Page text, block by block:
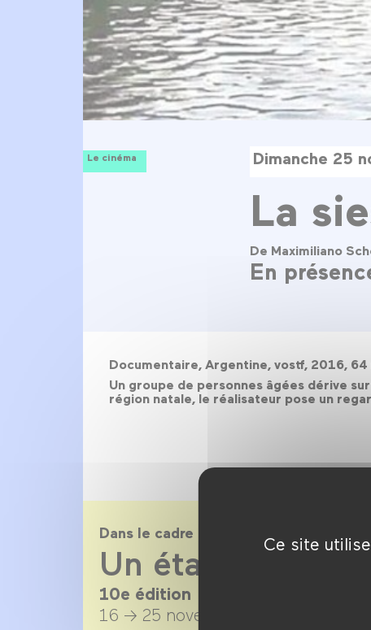
Ce site
Le cinéma Dimanche 25
La
De Maximiliano
En
Documentaire, Argentine, vostf, 2016, 64
Un groupe de personnes âgées dérive
région natale, le réalisateur pose un
Dans le cadre de
Un état du
10e édition
16 → 25 novembre 2018